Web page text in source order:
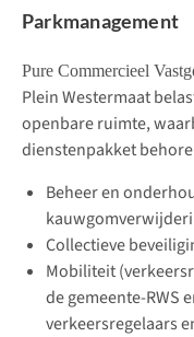
Parkmanagement
Pure Commercieel
Plein Westermaat
openbare ruimte,
dienstenpakket
Beheer en
Collectieve
Mobiliteit
de gemeente-RWS
verkeersregelaars